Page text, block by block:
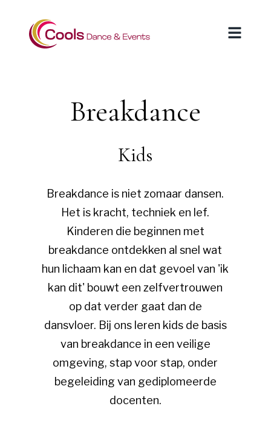
Breakdance
Kids
Breakdance is niet zomaar dansen.
Het is kracht, techniek en lef.
Kinderen die beginnen met
breakdance ontdekken al snel wat
hun lichaam kan en dat gevoel van 'ik
kan dit' bouwt een zelfvertrouwen
op dat verder gaat dan de
dansvloer. Bij ons leren kids de basis
van breakdance in een veilige
omgeving, stap voor stap, onder
begeleiding van gediplomeerde
docenten.